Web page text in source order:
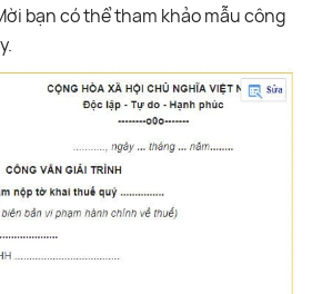
bạn có thể tham khảo mẫu công